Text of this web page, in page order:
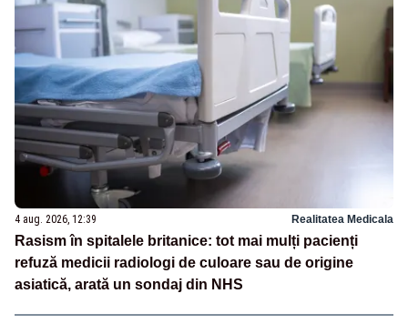
4 aug. 2026, 12:39 Realitatea Medicala
Rasism în spitalele britanice: tot mai mulți pacienți
refuză medicii radiologi de culoare sau de origine
asiatică, arată un sondaj din NHS